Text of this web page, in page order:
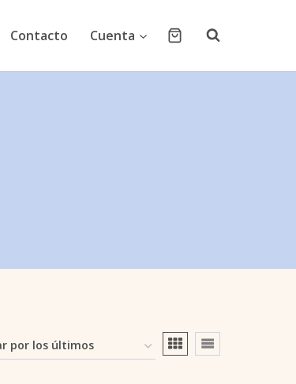
Contacto Cuenta